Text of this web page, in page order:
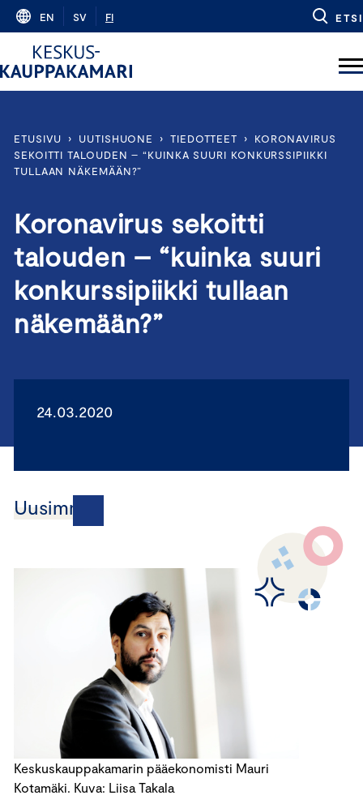
Skip
content
EN SV FI ETSI
ETUSIVU › UUTISHUONE › TIEDOTTEET ›
KORONAVIRUS
SEKOITTI TALOUDEN – “KUINKA SUURI KONKURSSIPIIKKI
TULLAAN NÄKEMÄÄN?”
Koronavirus sekoitti
talouden – “kuinka suuri
konkurssipiikki tullaan
näkemään?”
24.03.2020
Uusimmat
Keskuskauppakamarin pääekonomisti Mauri
Kotamäki. Kuva: Liisa Takala